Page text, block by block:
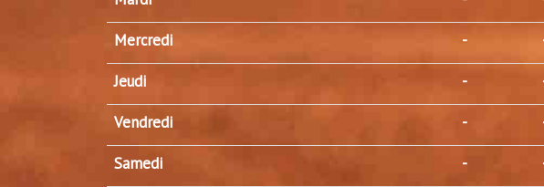
Mercredi -
Jeudi -
Vendredi -
Samedi -